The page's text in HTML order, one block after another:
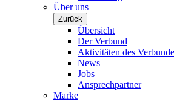
Über uns
Zurück
Übersicht
Der Verbund
Aktivitäten des
News
Jobs
Ansprechpartner
Marke